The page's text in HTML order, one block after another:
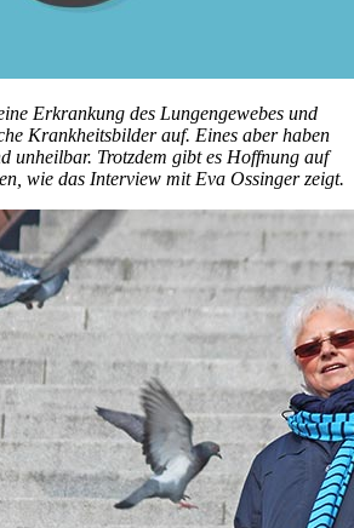
Erkrankung des Lungengewebes und
Krankheitsbilder auf. Eines aber haben
unheilbar. Trotzdem gibt es Hoffnung auf
wie das Interview mit Eva Ossinger zeigt.